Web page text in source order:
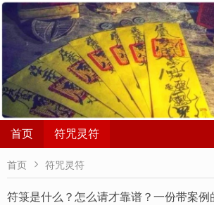
首页 符咒灵符
首页  符咒灵符
符箓是什么？怎么请才靠谱？一份带案例